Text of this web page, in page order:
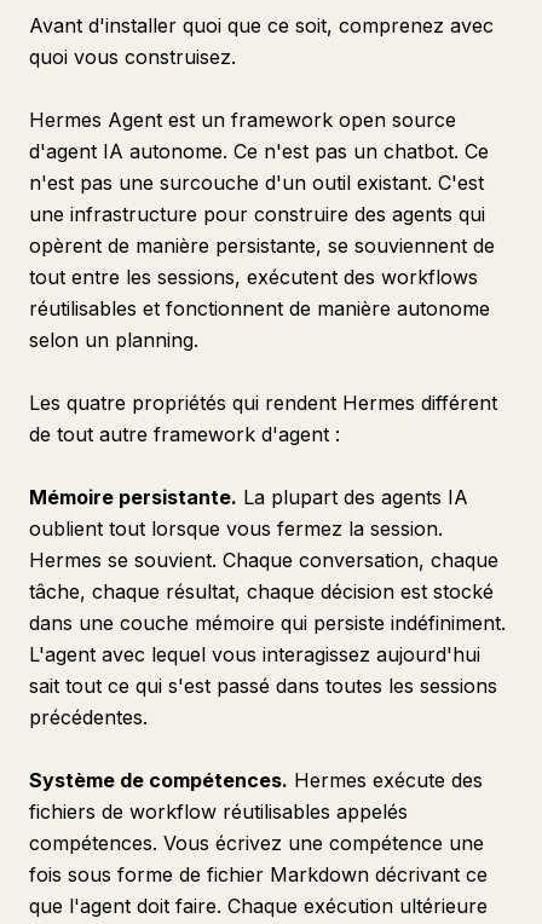
Déclencheur
Processus
La Réalité Composée
Avant d'installer quoi que ce soit, comprenez avec
quoi vous construisez.
Hermes Agent est un framework open source
d'agent IA autonome. Ce n'est pas un chatbot. Ce
n'est pas une surcouche d'un outil existant. C'est
une infrastructure pour construire des agents qui
opèrent de manière persistante, se souviennent de
tout entre les sessions, exécutent des workflows
réutilisables et fonctionnent de manière autonome
selon un planning.
Les quatre propriétés qui rendent Hermes différent
de tout autre framework d'agent :
Mémoire persistante. La plupart des agents IA
oublient tout lorsque vous fermez la session.
Hermes se souvient. Chaque conversation, chaque
tâche, chaque résultat, chaque décision est stocké
dans une couche mémoire qui persiste indéfiniment.
L'agent avec lequel vous interagissez aujourd'hui
sait tout ce qui s'est passé dans toutes les sessions
précédentes.
Système de compétences. Hermes exécute des
fichiers de workflow réutilisables appelés
compétences. Vous écrivez une compétence une
fois sous forme de fichier Markdown décrivant ce
que l'agent doit faire. Chaque exécution ultérieure